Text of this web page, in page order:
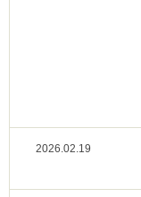
2026.02.19